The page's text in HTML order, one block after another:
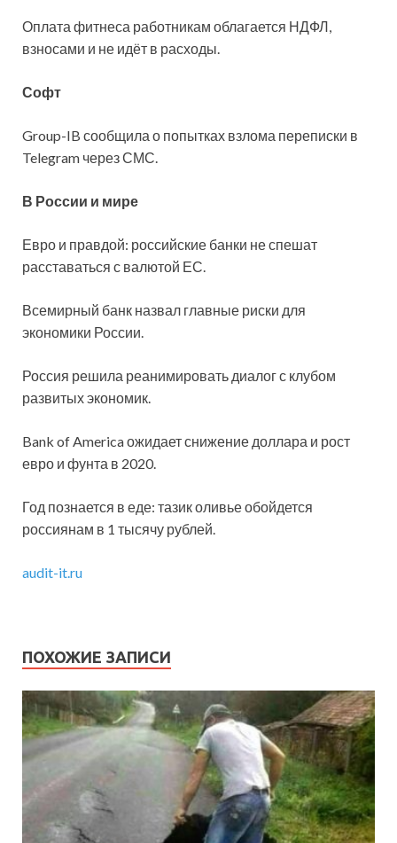
Оплата фитнеса работникам облагается НДФЛ,
взносами и не идёт в расходы.
Софт
Group-IB сообщила о попытках взлома переписки в
Telegram через СМС.
В России и мире
Евро и правдой: российские банки не спешат
расставаться с валютой ЕС.
Всемирный банк назвал главные риски для
экономики России.
Россия решила реанимировать диалог с клубом
развитых экономик.
Bank of America ожидает снижение доллара и рост
евро и фунта в 2020.
Год познается в еде: тазик оливье обойдется
россиянам в 1 тысячу рублей.
audit-it.ru
ПОХОЖИЕ ЗАПИСИ